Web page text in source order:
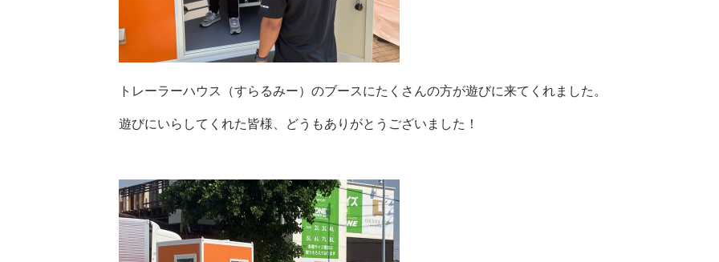
トレーラーハウス（すらるみー）のブースにたくさんの方が遊びに来てくれました。
遊びにいらしてくれた皆様、どうもありがとうございました！